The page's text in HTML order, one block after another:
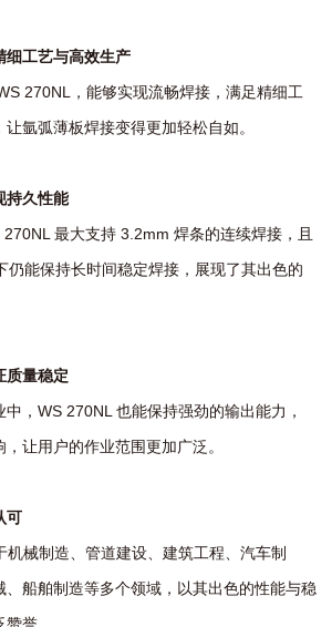
细工艺与高效生产
270NL，能够实现流畅焊接，满足精细工
氩弧薄板焊接变得更加轻松自如。
持久性能
最大支持 3.2mm 焊条的连续焊接，且
仍能保持长时间稳定焊接，展现了其出色的
质量稳定
，WS 270NL 也能保持强劲的输出能力，
让用户的作业范围更加广泛。
可
机械制造、管道建设、建筑工程、汽车制
船舶制造等多个领域，以其出色的性能与稳